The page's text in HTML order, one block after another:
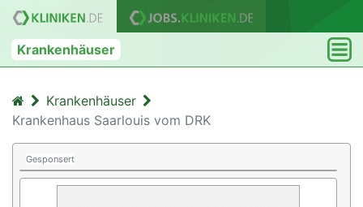
Krankenhäuser
Krankenhäuser
Krankenhaus Saarlouis vom DRK
Gesponsert